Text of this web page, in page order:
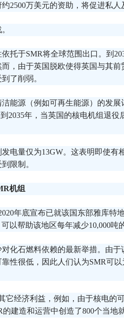
2500万美元的资助，将促进私
托于SMR将全球范围出口。到
，由于英国脱欧使得英国与其
了削弱。
能源（例如可再生能源）的发
2035年，当英国的核电机组退
电量仅为13GW。这表明即使有
限制。
机组
年底宣布已就该国东部雅库特
以帮助该地区每年减少10,000吨
化石燃料依赖的最新举措。由
性很低，因此人们认为SMR可
它经济利益，例如，由于核电的
建造和运营中创造了800个当地